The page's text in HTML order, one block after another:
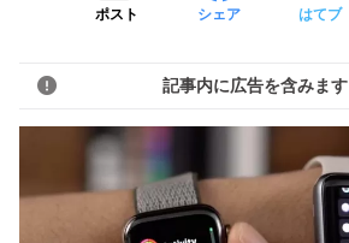
ポスト シェア はてブ
記事内に広告を含みます